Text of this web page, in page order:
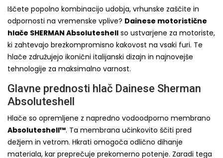
Iščete popolno kombinacijo udobja, vrhunske zaščite in
odpornosti na vremenske vplive? Dainese motoristične
hlače SHERMAN Absoluteshell so ustvarjene za motoriste,
ki zahtevajo brezkompromisno kakovost na vsaki furi. Te
hlače združujejo ikonični italijanski dizajn in najnovejše
tehnologije za maksimalno varnost.
Glavne prednosti hlač Dainese Sherman
Absoluteshell
Hlače so opremljene z napredno vodoodporno membrano
Absoluteshell™. Ta membrana učinkovito ščiti pred
dežjem in vetrom. Hkrati omogoča odlično dihanje
materiala, kar preprečuje prekomerno potenje. Zaradi tega